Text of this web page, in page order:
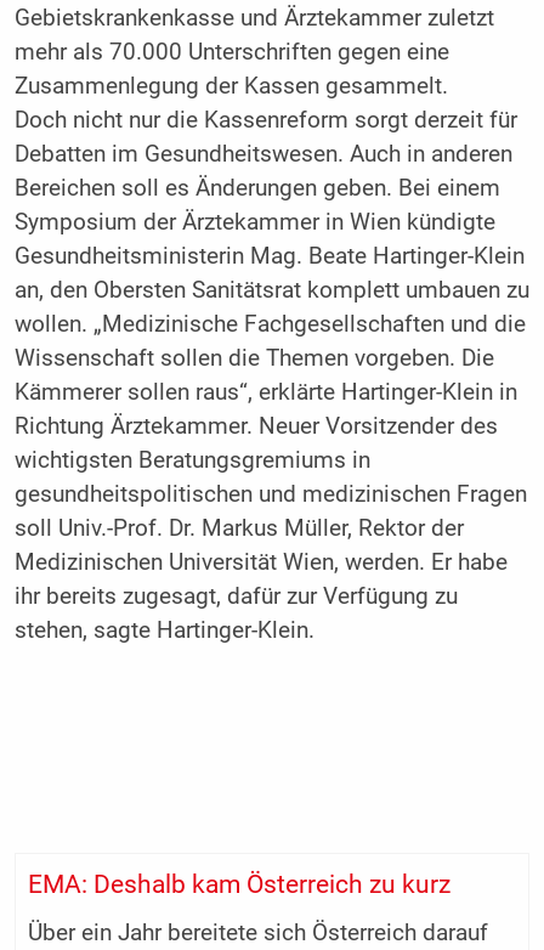
Gebietskrankenkasse und Ärztekammer zuletzt
mehr als 70.000 Unterschriften gegen eine
Zusammenlegung der Kassen gesammelt.
Doch nicht nur die Kassenreform sorgt derzeit für
Debatten im Gesundheitswesen. Auch in anderen
Bereichen soll es Änderungen geben. Bei einem
Symposium der Ärztekammer in Wien kündigte
Gesundheitsministerin Mag. Beate Hartinger-Klein
an, den Obersten Sanitätsrat komplett umbauen zu
wollen. „Medizinische Fachgesellschaften und die
Wissenschaft sollen die Themen vorgeben. Die
Kämmerer sollen raus“, erklärte Hartinger-Klein in
Richtung Ärztekammer. Neuer Vorsitzender des
wichtigsten Beratungsgremiums in
gesundheitspolitischen und medizinischen Fragen
soll Univ.-Prof. Dr. Markus Müller, Rektor der
Medizinischen Universität Wien, werden. Er habe
ihr bereits zugesagt, dafür zur Verfügung zu
stehen, sagte Hartinger-Klein.
EMA: Deshalb kam Österreich zu kurz
Über ein Jahr bereitete sich Österreich darauf